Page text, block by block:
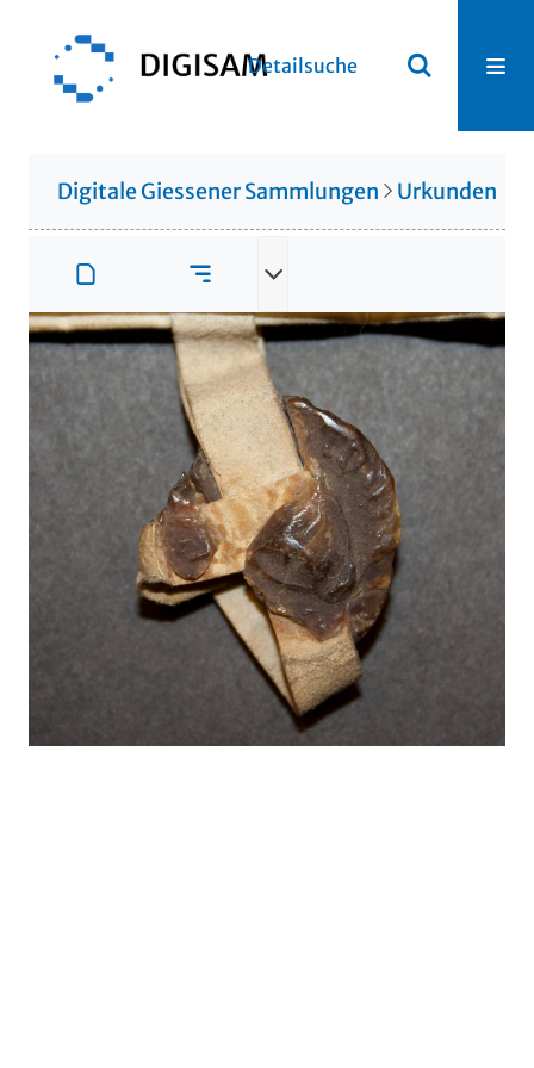
Detailsuche
Digitale Giessener Sammlungen Urkunden